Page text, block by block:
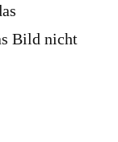
Bild nicht